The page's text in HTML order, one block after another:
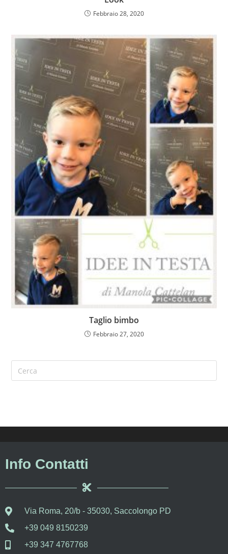
Febbraio 28, 2020
Taglio bimbo
Febbraio 27, 2020
Info Contatti
Via Roma, 20/b - 35030, Saccolongo PD
+39 049 8150239
+39 347 4767768